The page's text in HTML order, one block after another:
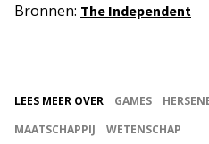
Bronnen: The Independent
LEES MEER OVER GAMES
MAATSCHAPPIJ
WETENSCHAP